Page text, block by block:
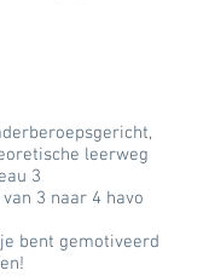
leerweg
3
3 naar 4 havo
bent gemotiveerd